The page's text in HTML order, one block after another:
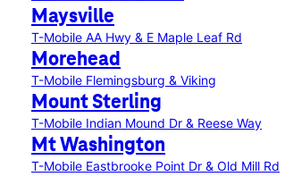
Maysville
T-Mobile AA Hwy & E Maple Leaf Rd
Morehead
T-Mobile Flemingsburg & Viking
Mount Sterling
T-Mobile Indian Mound Dr & Reese Way
Mt Washington
T-Mobile Eastbrooke Point Dr & Old Mill Rd